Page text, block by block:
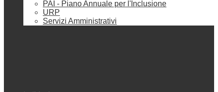
PAI - Piano Annuale per l'Inclusione
URP
Servizi Amministrativi